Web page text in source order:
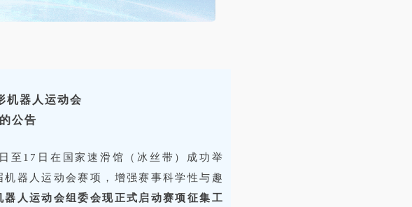
机器人运动会
公告
至17日在国家速滑馆（冰丝带）成功举
器人运动会赛项，增强赛事科学性与趣
器人运动会组委会现正式启动赛项征集工